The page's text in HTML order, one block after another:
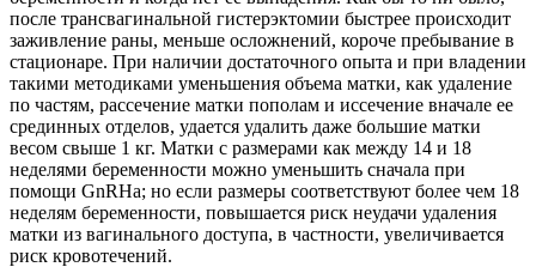
после трансвагинальной гистерэктомии быстрее происходит
заживление раны, меньше осложнений, короче пребывание в
стационаре. При наличии достаточного опыта и при владении
такими методиками уменьшения объема матки, как удаление
по частям, рассечение матки пополам и иссечение вначале ее
срединных отделов, удается удалить даже большие матки
весом свыше 1 кг. Матки с размерами как между 14 и 18
неделями беременности можно уменьшить сначала при
помощи GnRHa; но если размеры соответствуют более чем 18
неделям беременности, повышается риск неудачи удаления
матки из вагинального доступа, в частности, увеличивается
риск кровотечений.